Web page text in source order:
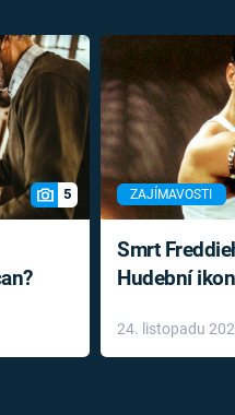
5 ZAJÍMAVOSTI
Smrt
Hudební
léky
24. listopadu